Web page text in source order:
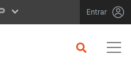
Entrar